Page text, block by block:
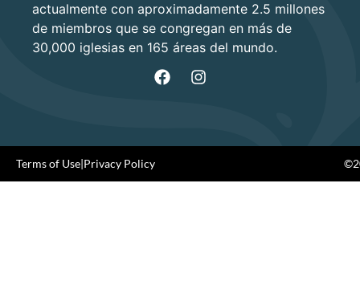
actualmente con aproximadamente 2.5 millones
de miembros que se congregan en más de
30,000 iglesias en 165 áreas del mundo.
Terms of Use|Privacy Policy